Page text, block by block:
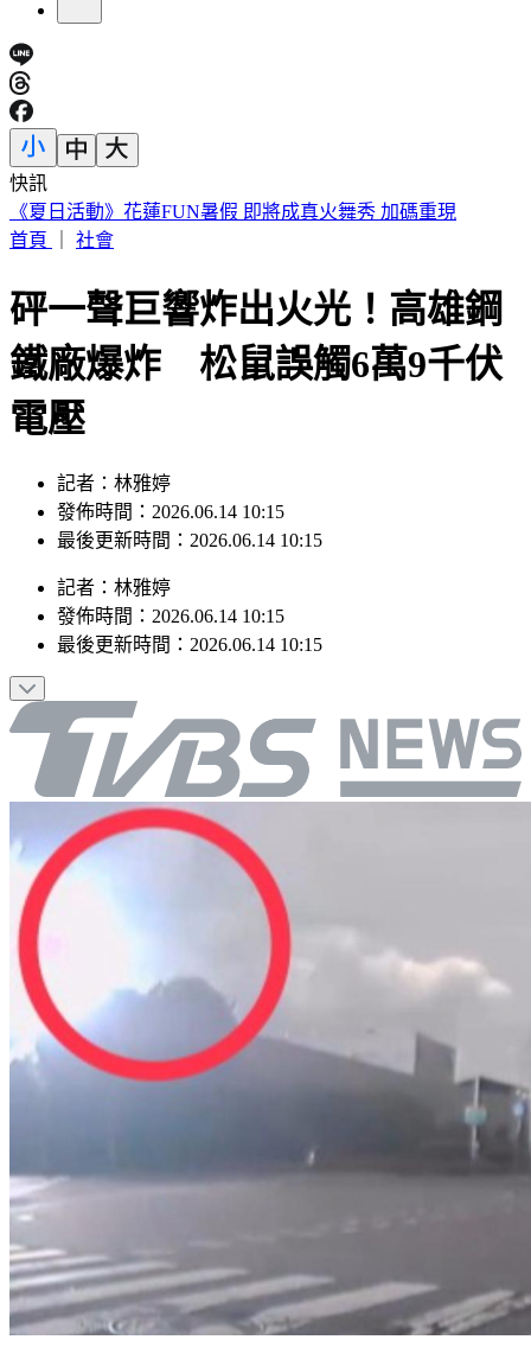
快訊
颱風白海豚外圍環流抵達！北部風雨開炸 粉專示警：路徑恐
更靠近
砰一聲巨響炸出火光！高雄鋼
鐵廠爆炸 松鼠誤觸6萬9千伏
電壓
記者：林雅婷
發佈時間：2026.06.14 10:15
記者：林雅婷
發佈時間：2026.06.14 10:15